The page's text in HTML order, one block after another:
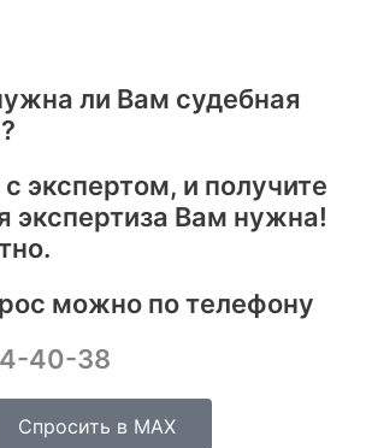
ли Вам судебная
экспертом, и получите
экспертиза Вам нужна!
можно по телефону
40-38
Спросить в MAX